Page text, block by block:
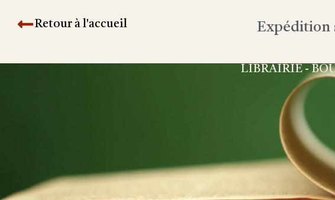
Retour à l'accueil Expédition
LIBRAIRIE -